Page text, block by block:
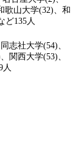
歌山大学(32)、和
ど135人
志社大学(54)、
関西大学(53)、
人